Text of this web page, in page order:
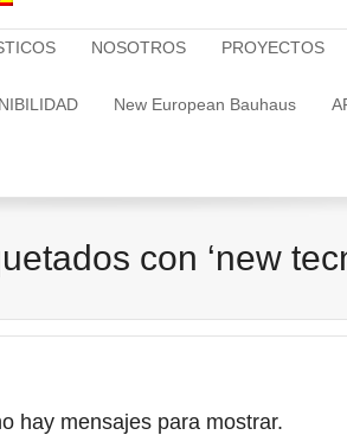
NOSOTROS PROYECTOS
New European Bauhaus
con ‘new
hay mensajes para mostrar.